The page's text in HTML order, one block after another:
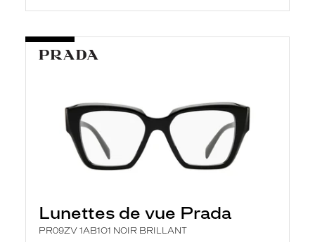
Lunettes de vue Prada
PR09ZV 1AB1O1 NOIR BRILLANT